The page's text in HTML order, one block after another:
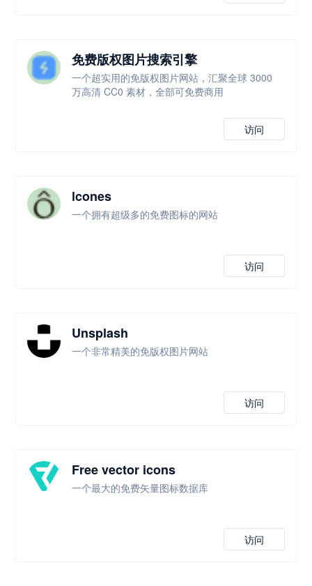
免费版权图片搜索引擎
一个超实用的免版权图片网站，汇聚全球 3000
万高清 CC0 素材，全部可免费商用
访问
lcones
一个拥有超级多的免费图标的网站
访问
Unsplash
一个非常精美的免版权图片网站
访问
Free vector icons
一个最大的免费矢量图标数据库
访问